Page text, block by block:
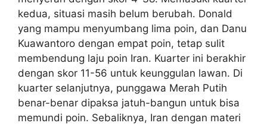
kedua, situasi masih belum berubah. Donald
yang mampu menyumbang lima poin, dan Danu
Kuawantoro dengan empat poin, tetap sulit
membendung laju poin Iran. Kuarter ini berakhir
dengan skor 11-56 untuk keunggulan lawan. Di
kuarter selanjutnya, punggawa Merah Putih
benar-benar dipaksa jatuh-bangun untuk bisa
memundi poin. Sebaliknya, Iran dengan materi